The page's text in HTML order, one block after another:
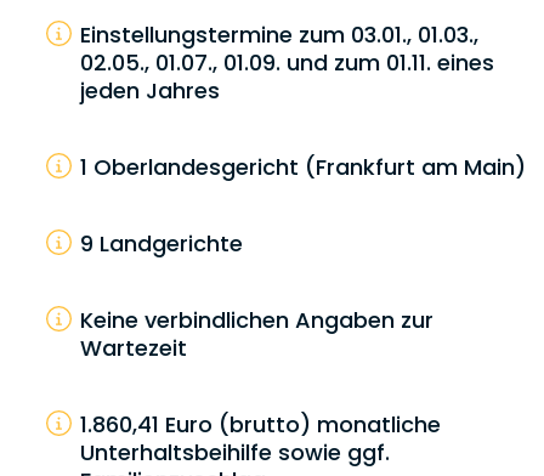
Einstellungstermine zum 03.01., 01.03.,
02.05., 01.07., 01.09. und zum 01.11. eines
jeden Jahres
1 Oberlandesgericht (Frankfurt am Main)
9 Landgerichte
Keine verbindlichen Angaben zur
Wartezeit
1.860,41 Euro (brutto) monatliche
Unterhaltsbeihilfe sowie ggf.